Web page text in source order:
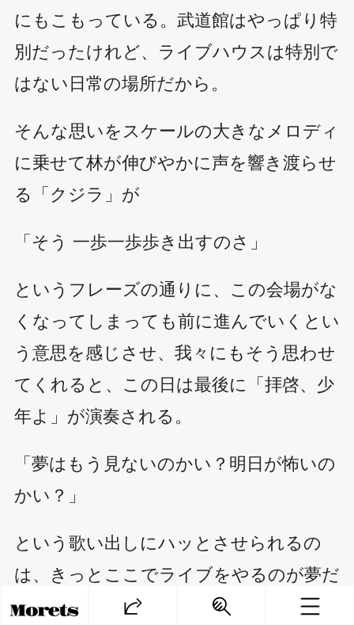
にもこもっている。武道館はやっぱり特
別だったけれど、ライブハウスは特別で
はない日常の場所だから。
そんな思いをスケールの大きなメロディ
に乗せて林が伸びやかに声を響き渡らせ
る「クジラ」が
「そう 一歩一歩歩き出すのさ」
というフレーズの通りに、この会場がな
くなってしまっても前に進んでいくとい
う意思を感じさせ、我々にもそう思わせ
てくれると、この日は最後に「拝啓、少
年よ」が演奏される。
「夢はもう見ないのかい？明日が怖いの
かい？」
という歌い出しにハッとさせられるの
は、きっとここでライブをやるのが夢だ
ったという人もたくさんいるだろうか